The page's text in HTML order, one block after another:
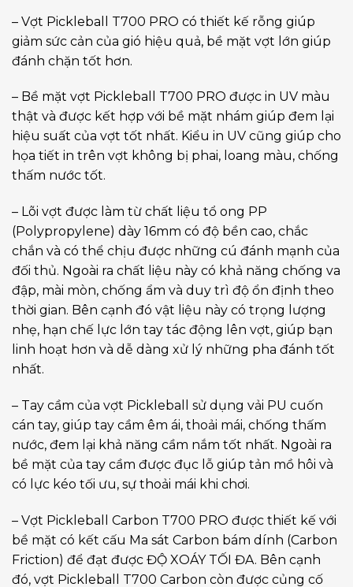
– Vợt Pickleball T700 PRO có thiết kế rỗng giúp
giảm sức cản của gió hiệu quả, bề mặt vợt lớn giúp
đánh chặn tốt hơn.
– Bề mặt vợt Pickleball T700 PRO được in UV màu
thật và được kết hợp với bề mặt nhám giúp đem lại
hiệu suất của vợt tốt nhất. Kiểu in UV cũng giúp cho
họa tiết in trên vợt không bị phai, loang màu, chống
thấm nước tốt.
– Lõi vợt được làm từ chất liệu tổ ong PP
(Polypropylene) dày 16mm có độ bền cao, chắc
chắn và có thể chịu được những cú đánh mạnh của
đối thủ. Ngoài ra chất liệu này có khả năng chống va
đập, mài mòn, chống ẩm và duy trì độ ổn định theo
thời gian. Bên cạnh đó vật liệu này có trọng lượng
nhẹ, hạn chế lực lớn tay tác động lên vợt, giúp bạn
linh hoạt hơn và dễ dàng xử lý những pha đánh tốt
nhất.
– Tay cầm của vợt Pickleball sử dụng vải PU cuốn
cán tay, giúp tay cầm êm ái, thoải mái, chống thấm
nước, đem lại khả năng cầm nắm tốt nhất. Ngoài ra
bề mặt của tay cầm được đục lỗ giúp tản mồ hôi và
có lực kéo tối ưu, sự thoải mái khi chơi.
– Vợt Pickleball Carbon T700 PRO được thiết kế với
bề mặt có kết cấu Ma sát Carbon bám dính (Carbon
Friction) để đạt được ĐỘ XOÁY TỐI ĐA. Bên cạnh
đó, vợt Pickleball T700 Carbon còn được củng cố